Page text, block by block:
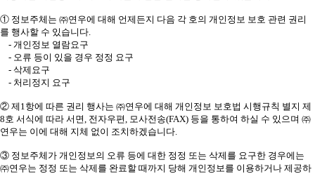
① 정보주체는 ㈜연우에 대해 언제든지 다음 각 호의 개인정보 보호 관련 권리
를 행사할 수 있습니다.
- 개인정보 열람요구
- 오류 등이 있을 경우 정정 요구
- 삭제요구
- 처리정지 요구
② 제1항에 따른 권리 행사는 ㈜연우에 대해 개인정보 보호법 시행규칙 별지 제
8호 서식에 따라 서면, 전자우편, 모사전송(FAX) 등을 통하여 하실 수 있으며 ㈜
연우는 이에 대해 지체 없이 조치하겠습니다.
③ 정보주체가 개인정보의 오류 등에 대한 정정 또는 삭제를 요구한 경우에는
㈜연우는 정정 또는 삭제를 완료할 때까지 당해 개인정보를 이용하거나 제공하